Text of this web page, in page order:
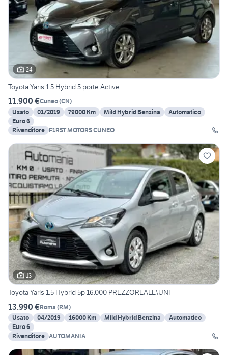
24
Toyota Yaris 1.5 Hybrid 5 porte Active
11.900 €Cuneo(CN)
Usato
01/2019 79000 Km Mild Hybrid Benzina
Automatico
Euro 6
Rivenditore F1RST MOTORS CUNEO
13
Toyota Yaris 1.5 Hybrid 5p 16.000 PREZZOREALE\UNI
13.990 €Roma (RM)
Usato
04/2019 16000 Km Mild Hybrid Benzina
Automatico
Euro 6
Rivenditore AUTOMANIA